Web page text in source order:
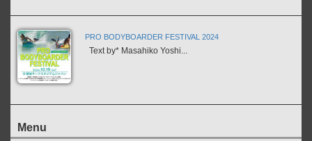
PRO BODYBOARDER FESTIVAL 2024
Text by* Masahiko Yoshi...
Menu